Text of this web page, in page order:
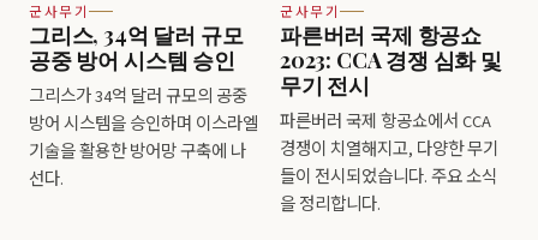
군사무기
그리스, 34억 달러 규모
공중 방어 시스템 승인
그리스가 34억 달러 규모의 공중
방어 시스템을 승인하며 이스라엘
기술을 활용한 방어망 구축에 나
선다.
군사무기
파른버러 국제 항공쇼
2023: CCA 경쟁 심화 및
무기 전시
파른버러 국제 항공쇼에서 CCA
경쟁이 치열해지고, 다양한 무기
들이 전시되었습니다. 주요 소식
을 정리합니다.